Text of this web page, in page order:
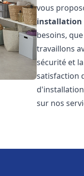
vous
installation
besoins,
travaillons
sécurité et
satisfaction
sur nos